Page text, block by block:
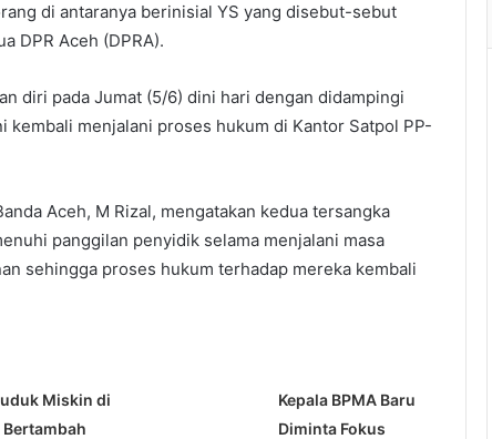
di antaranya berinisial YS yang disebut-sebut
DPR Aceh (DPRA).
diri pada Jumat (5/6) dini hari dengan didampingi
kembali menjalani proses hukum di Kantor Satpol PP-
Aceh, M Rizal, mengatakan kedua tersangka
panggilan penyidik selama menjalani masa
sehingga proses hukum terhadap mereka kembali
Miskin di
Bertambah
Kepala BPMA Baru
Diminta Fokus